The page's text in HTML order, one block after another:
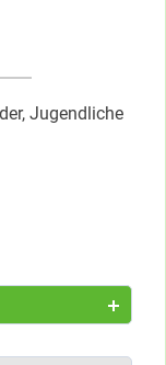
Jugendliche